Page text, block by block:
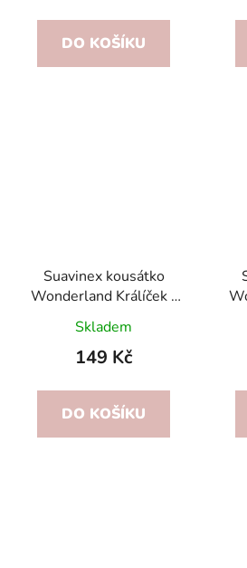
DO KOŠÍKU
Suavinex kousátko
Wonderland Králíček -
Krémové
Skladem
149 Kč
DO KOŠÍKU